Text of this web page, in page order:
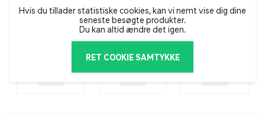
Hvis du tillader statistiske cookies, kan vi nemt vise dig dine
seneste besøgte produkter.
Du kan altid ændre det igen.
RET COOKIE SAMTYKKE